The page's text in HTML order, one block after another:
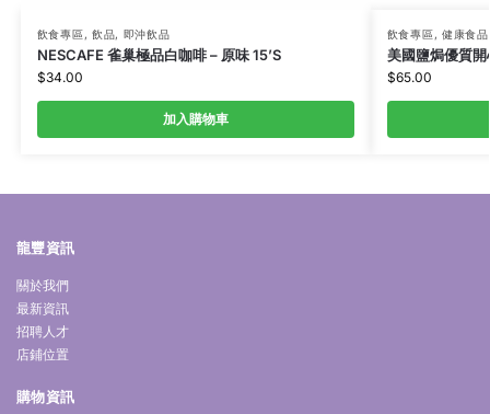
飲食專區, 飲品, 即沖飲品
NESCAFE 雀巢極品白咖啡 – 原味 15’S
$34.00
加入購物車
飲食專區, 健康食品
美國鹽焗優質
$65.00
龍豐資訊
關於我們
最新資訊
招聘人才
店鋪位置
購物資訊